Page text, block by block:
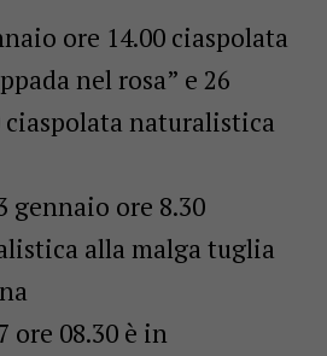
ore 14.00 ciaspolata
nel rosa” e 26
ciaspolata naturalistica
gennaio ore 8.30
alla malga tuglia
ore 08.30 è in